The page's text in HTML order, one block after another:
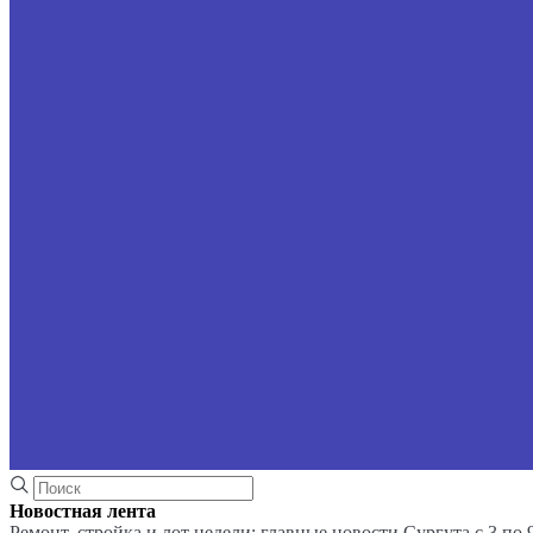
Новостная лента